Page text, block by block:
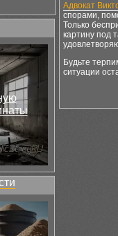
Адвокат
спорами,
Только
картину под
Будьте
ситуации